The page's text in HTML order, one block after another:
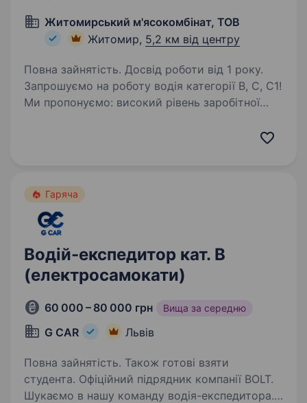
Житомирський м'ясокомбінат, ТОВ
Житомир, 5,2 км від центру
Повна зайнятість. Досвід роботи від 1 року.
Запрошуємо на роботу водія категорії В, С, С1!
Ми пропонуємо: високий рівень заробітної
Гаряча
Водій-експедитор кат. В
(електросамокати)
60 000 – 80 000 грн Вища за середню
G CAR Львів
Повна зайнятість. Також готові взяти
студента. Офіційний підрядник компанії BOLT.
Шукаємо в нашу команду водія-експедитора.